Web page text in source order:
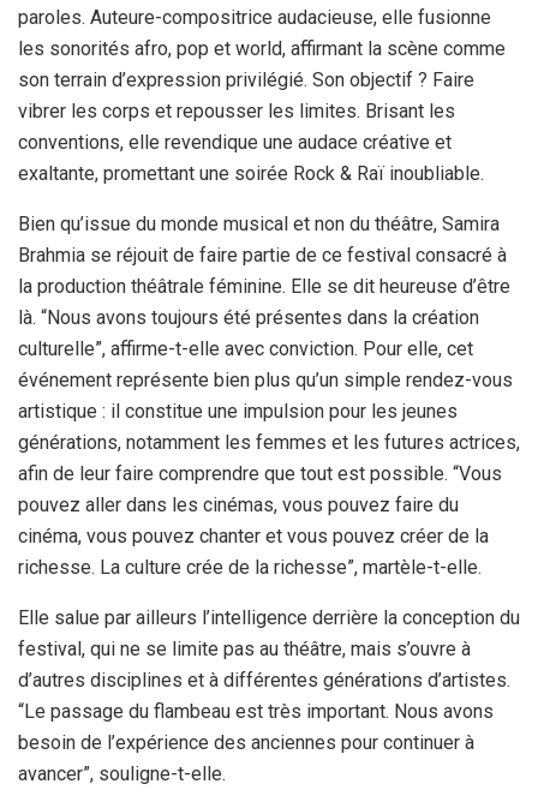
paroles. Auteure-compositrice audacieuse, elle fusionne
les sonorités afro, pop et world, affirmant la scène comme
son terrain d’expression privilégié. Son objectif ? Faire
vibrer les corps et repousser les limites. Brisant les
conventions, elle revendique une audace créative et
exaltante, promettant une soirée Rock & Raï inoubliable.
Bien qu’issue du monde musical et non du théâtre, Samira
Brahmia se réjouit de faire partie de ce festival consacré à
la production théâtrale féminine. Elle se dit heureuse d’être
là. “Nous avons toujours été présentes dans la création
culturelle”, affirme-t-elle avec conviction. Pour elle, cet
événement représente bien plus qu’un simple rendez-vous
artistique : il constitue une impulsion pour les jeunes
générations, notamment les femmes et les futures actrices,
afin de leur faire comprendre que tout est possible. “Vous
pouvez aller dans les cinémas, vous pouvez faire du
cinéma, vous pouvez chanter et vous pouvez créer de la
richesse. La culture crée de la richesse”, martèle-t-elle.
Elle salue par ailleurs l’intelligence derrière la conception du
festival, qui ne se limite pas au théâtre, mais s’ouvre à
d’autres disciplines et à différentes générations d’artistes.
“Le passage du flambeau est très important. Nous avons
besoin de l’expérience des anciennes pour continuer à
avancer”, souligne-t-elle.